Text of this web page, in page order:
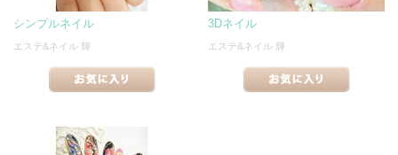
シンプルネイル
エステ&ネイル 輝
3Dネイル
エステ&ネイル 輝